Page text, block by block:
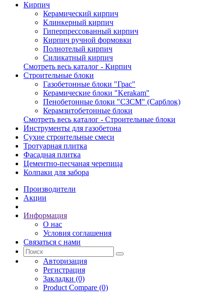
Кирпич
Керамический кирпич
Клинкерный кирпич
Гиперпрессованный кирпич
Кирпич ручной формовки
Полнотелый кирпич
Силикатный кирпич
Смотреть весь каталог - Кирпич
Строительные блоки
Газобетонные блоки "Грас"
Керамические блоки "Kerakam"
Пенобетонные блоки "СЗСМ" (Сарблок)
Керамзитобетонные блоки
Смотреть весь каталог - Строительные блоки
Инструменты для газобетона
Сухие строительные смеси
Тротуарная плитка
Фасадная плитка
Цементно-песчаная черепица
Колпаки для забора
Производители
Акции
Информация
О нас
Условия соглашения
Связаться с нами
Авторизация
Регистрация
Закладки (0)
Product Compare (0)